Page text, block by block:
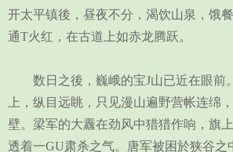
开太平镇後，昼夜不分，渴饮山泉，饿
通T火红，在古道上如赤龙腾跃。
数日之後，巍峨的宝J山已近在眼前
上，纵目远眺，只见漫山遍野营帐连绵
壁。梁军的大纛在劲风中猎猎作响，旗
透着一GU肃杀之气。唐军被困於狭谷之